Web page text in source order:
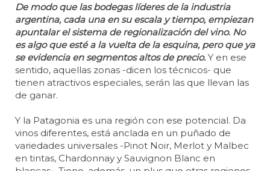
De modo que las bodegas líderes de la industria
argentina, cada una en su escala y tiempo, empiezan
apuntalar el sistema de regionalización del vino. No
es algo que esté a la vuelta de la esquina, pero que ya
se evidencia en segmentos altos de precio.Y en ese
sentido, aquellas zonas -dicen los técnicos- que
tienen atractivos especiales, serán las que llevan las
de ganar.
Y la Patagonia es una región con ese potencial. Da
vinos diferentes, está anclada en un puñado de
variedades universales -Pinot Noir, Merlot y Malbec
en tintas, Chardonnay y Sauvignon Blanc en